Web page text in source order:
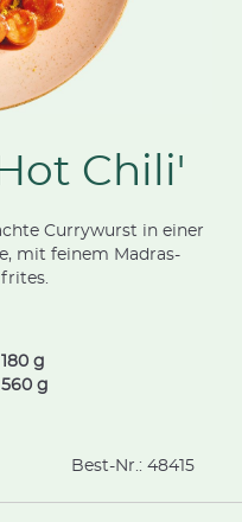
Chili'
Currywurst in einer
mit feinem Madras-
180 g
560 g
Best-Nr.: 48415